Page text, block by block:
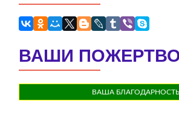
ВАШИ
ВАША БЛАГОДАРНОСТЬ